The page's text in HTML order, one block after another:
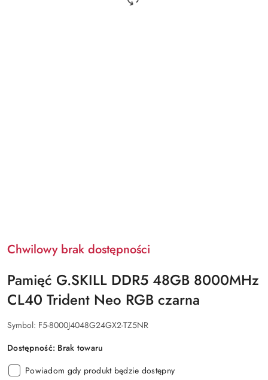
Chwilowy brak dostępności
Pamięć G.SKILL DDR5 48GB 8000MHz
CL40 Trident Neo RGB czarna
Symbol: F5-8000J4048G24GX2-TZ5NR
Dostępność: Brak towaru
Powiadom gdy produkt będzie dostępny